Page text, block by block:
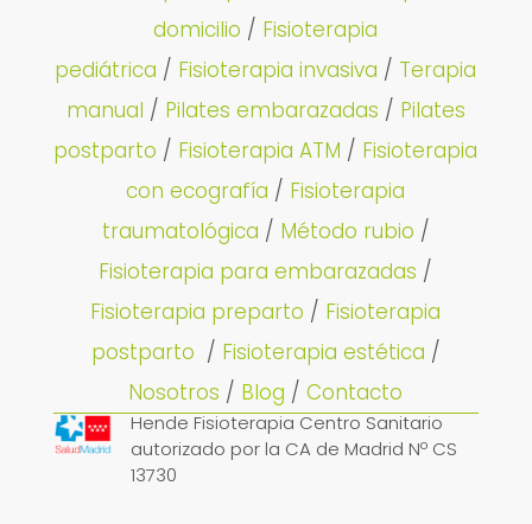
domicilio / Fisioterapia
pediátrica / Fisioterapia invasiva / Terapia
manual / Pilates embarazadas / Pilates
postparto / Fisioterapia ATM / Fisioterapia
con ecografía / Fisioterapia
traumatológica / Método rubio /
Fisioterapia para embarazadas /
Fisioterapia preparto / Fisioterapia
postparto / Fisioterapia estética /
Nosotros / Blog /Contacto
Hende Fisioterapia Centro Sanitario
autorizado por la CA de Madrid Nº CS
13730